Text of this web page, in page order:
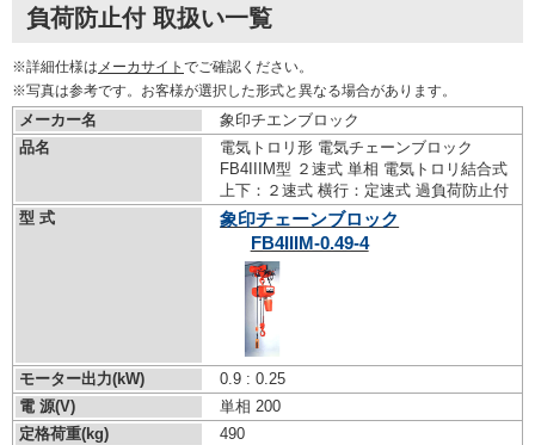
負荷防止付 取扱い一覧
※詳細仕様は メーカサイト でご確認ください。
※写真は参考です。お客様が選択した形式と異なる場合があります。
メーカー名
象印チエンブロック
品名
電気トロリ形 電気チェーンブロック
FB4IIIM型 ２速式 単相 電気トロリ結合式
上下：２速式 横行：定速式 過負荷防止付
型 式
象印チェーンブロック
FB4IIIM-0.49-4
モーター出力(kW)
0.9 : 0.25
電 源(V)
単相 200
定格荷重(kg)
490